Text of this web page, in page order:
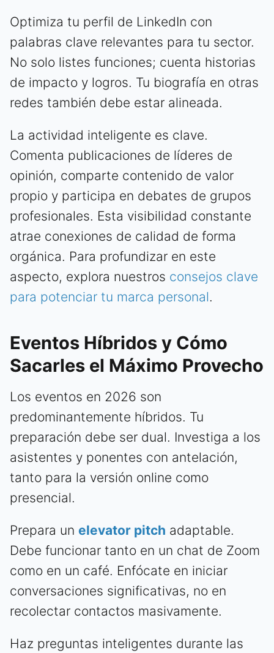
Optimiza tu perfil de LinkedIn con
palabras clave relevantes para tu sector.
No solo listes funciones; cuenta historias
de impacto y logros. Tu biografía en otras
redes también debe estar alineada.
La actividad inteligente es clave.
Comenta publicaciones de líderes de
opinión, comparte contenido de valor
propio y participa en debates de grupos
profesionales. Esta visibilidad constante
atrae conexiones de calidad de forma
orgánica. Para profundizar en este
aspecto, explora nuestros consejos clave
para potenciar tu marca personal.
Eventos Híbridos y Cómo
Sacarles el Máximo Provecho
Los eventos en 2026 son
predominantemente híbridos. Tu
preparación debe ser dual. Investiga a los
asistentes y ponentes con antelación,
tanto para la versión online como
presencial.
Prepara un elevator pitch adaptable.
Debe funcionar tanto en un chat de Zoom
como en un café. Enfócate en iniciar
conversaciones significativas, no en
recolectar contactos masivamente.
Haz preguntas inteligentes durante las